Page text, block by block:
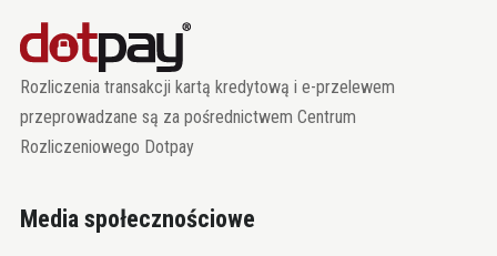
Rozliczenia transakcji kartą kredytową i e-przelewem
przeprowadzane są za pośrednictwem Centrum
Rozliczeniowego Dotpay
Media społecznościowe